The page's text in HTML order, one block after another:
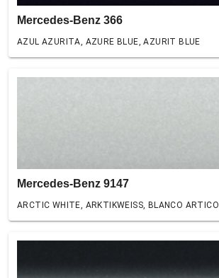
Mercedes-Benz 366
AZUL AZURITA, AZURE BLUE, AZURIT BLUE
Mercedes-Benz 9147
ARCTIC WHITE, ARKTIKWEISS, BLANCO ARTICO